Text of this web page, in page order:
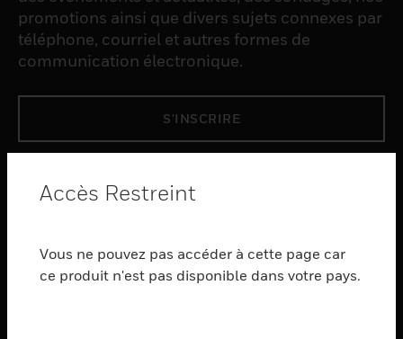
promotions ainsi que divers sujets connexes par
téléphone, courriel et autres formes de
communication électronique.
S'INSCRIRE
toggle view
SERVICES
Accès Restreint
Vous ne pouvez pas accéder à cette page car
ce produit n'est pas disponible dans votre pays.